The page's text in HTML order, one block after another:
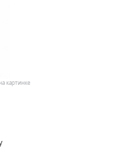
картинке